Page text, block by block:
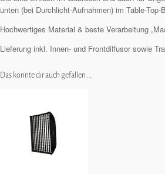
unten (bei Durchlicht-Aufnahmen) im Table-
Hochwertiges Material & beste Verarbeitung
Lieferung inkl. Innen- und Frontdiffusor sowie
Das könnte dir auch gefallen …